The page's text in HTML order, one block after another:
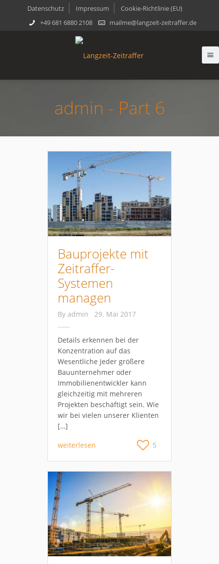
Datenschutz Impressum
Cookie-Richtlinie (EU)
+49 681 6880 2108
mailme@langzeit-zeitraffer.de
admin - Part 6
Bauprojekte mit
Zeitraffer-
Systemen
managen
By admin 29. Mai 2017
Details erkennen bei der
Konzentration auf das
Wesentliche Jeder größere
Bauunternehmer oder
Immobilienentwickler kann
gleichzeitig mit mehreren
Projekten beschäftigt sein. Wie
wir bei vielen unserer Klienten
[…]
weiterlesen 5